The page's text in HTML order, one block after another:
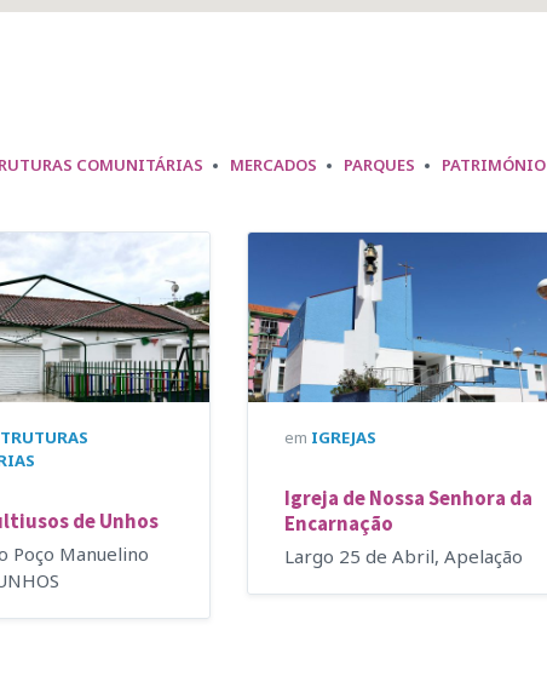
COMUNITÁRIAS MERCADOS PARQUES PATRIMÓNIO
de Unhos
Poço Manuelino
em IGREJAS
Igreja de Nossa Senhora da
Encarnação
Largo 25 de Abril, Apelação